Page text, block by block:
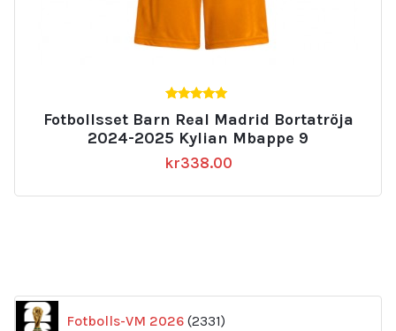
av 5
Fotbollsset Barn Real Madrid Bortatröja
2024-2025 Kylian Mbappe 9
kr338.00
Fotbolls-VM 2026 2331